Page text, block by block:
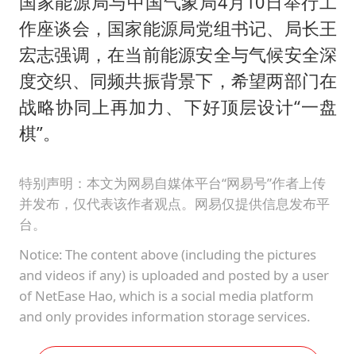
作座谈会，国家能源局党组书记、局长王
宏志强调，在当前能源安全与气候安全深
度交织、同频共振背景下，希望两部门在
战略协同上再加力、下好顶层设计“一盘
棋”。
特别声明：本文为网易自媒体平台“网易号”作者上传
并发布，仅代表该作者观点。网易仅提供信息发布平
台。
Notice: The content above (including the pictures
and videos if any) is uploaded and posted by a user
of NetEase Hao, which is a social media platform
and only provides information storage services.